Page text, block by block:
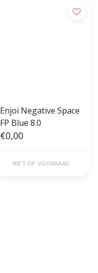
Enjoi Negative Space
FP Blue 8.0
€0,00
NIET OP VOORRAAD